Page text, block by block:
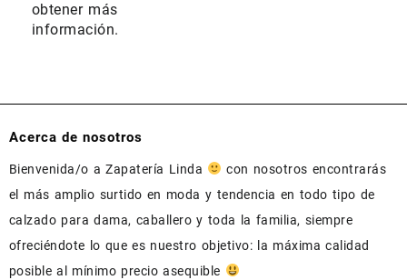
obtener más
información.
Acerca de nosotros
Bienvenida/o a Zapatería Linda
con nosotros encontrarás
el más amplio surtido en moda y tendencia en todo tipo de
calzado para dama, caballero y toda la familia, siempre
ofreciéndote lo que es nuestro objetivo: la máxima calidad
posible al mínimo precio asequible